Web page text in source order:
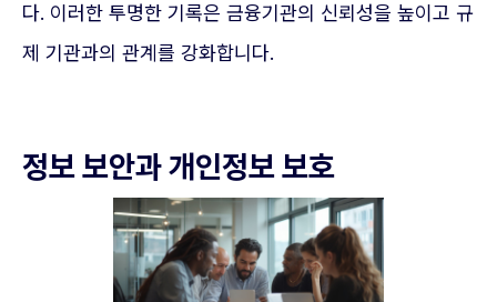
다. 이러한 투명한 기록은 금융기관의 신뢰성을 높이고 규
제 기관과의 관계를 강화합니다.
정보 보안과 개인정보 보호